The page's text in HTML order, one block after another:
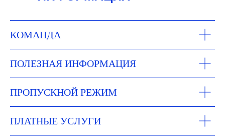
КОМАНДА
ПОЛЕЗНАЯ ИНФОРМАЦИЯ
ПРОПУСКНОЙ РЕЖИМ
ПЛАТНЫЕ УСЛУГИ